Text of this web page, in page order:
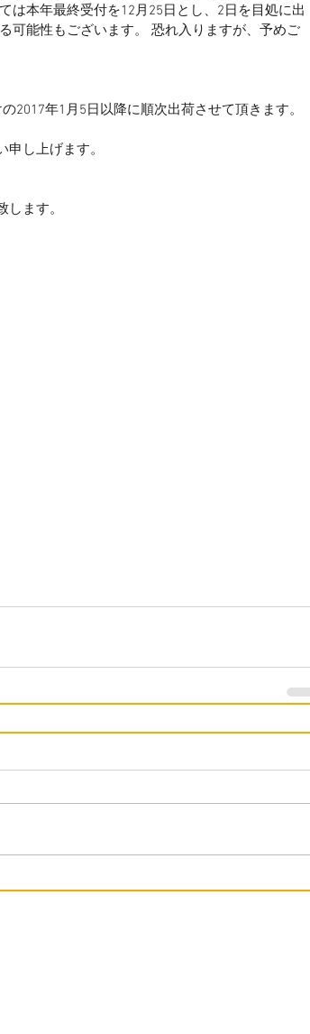
は本年最終受付を12月25日とし、2日を目処に出
可能性もございます。 恐れ入りますが、予めご
2017年1月5日以降に順次出荷させて頂きます。
し上げます。
ます。